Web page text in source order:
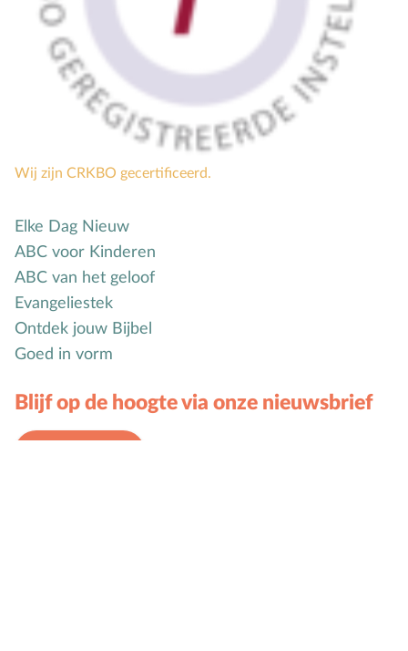
Wij zijn CRKBO gecertificeerd.
Elke Dag Nieuw
ABC voor Kinderen
ABC van het geloof
Evangeliestek
Ontdek jouw Bijbel
Goed in vorm
Blijf op de hoogte via onze nieuwsbrief